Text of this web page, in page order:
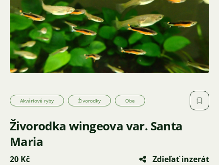
Akváriové ryby Živorodky Obe
Živorodka wingeova var. Santa
Maria
20 Kč
Zdieľať inzerát